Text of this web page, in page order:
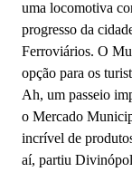
uma locomotiva
progresso da
Ferroviários. O
opção para os
Ah, um passeio
o Mercado
incrível de
aí, partiu